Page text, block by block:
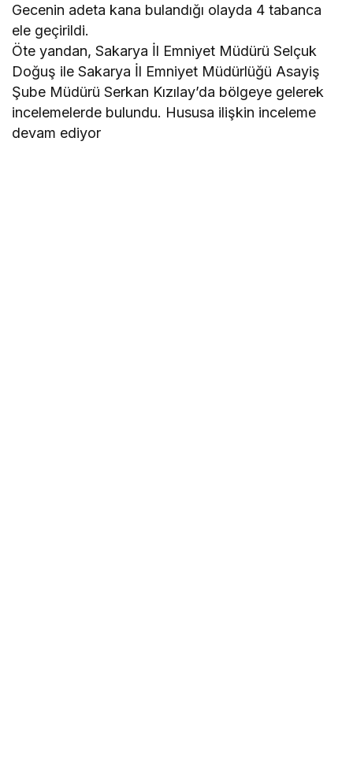
Gecenin adeta kana bulandığı olayda 4 tabanca
ele geçirildi.
Öte yandan, Sakarya İl Emniyet Müdürü Selçuk
Doğuş ile Sakarya İl Emniyet Müdürlüğü Asayiş
Şube Müdürü Serkan Kızılay’da bölgeye gelerek
incelemelerde bulundu. Hususa ilişkin inceleme
devam ediyor